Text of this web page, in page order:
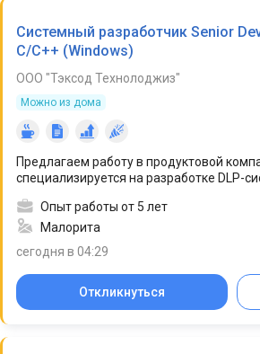
Системный разработчик Senior
C/C++ (Windows)
ООО "Тэксод Технолоджиз"
Можно из дома
Предлагаем работу в продуктовой
специализируется на разработке DLP-
Опыт работы от 5 лет
Малорита
сегодня в 04:29
Откликнуться